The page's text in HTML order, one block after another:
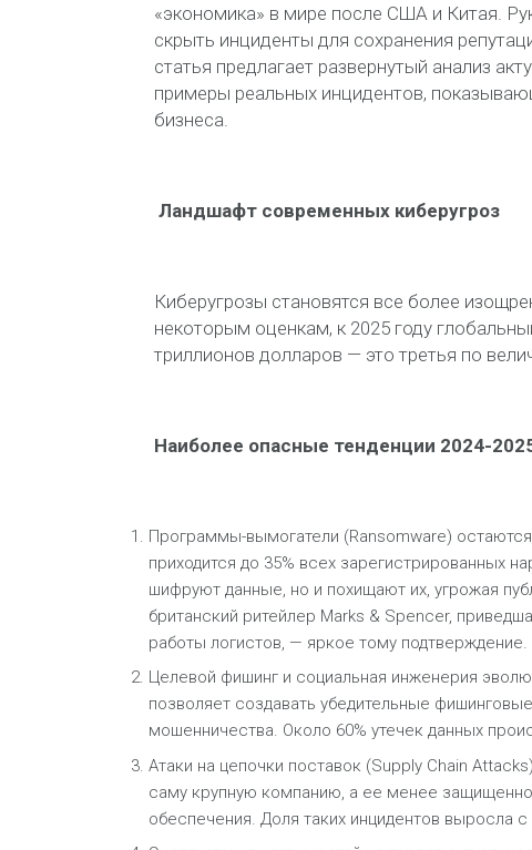
«экономика» в мире после США и Китая.
скрыть инциденты для сохранения
статья предлагает развернутый анализ
примеры реальных инцидентов,
бизнеса.
Ландшафт современных киберугроз
Киберугрозы становятся все более
некоторым оценкам, к 2025 году
триллионов долларов — это третья по
Наиболее опасные тенденции 2024-
Программы-вымогатели (Ransomware)
приходится до 35% всех зарегистрированных
шифруют данные, но и похищают их, угрожая
британский ритейлер Marks & Spencer,
работы логистов, — яркое тому подтверждение.
Целевой фишинг и социальная инженерия
позволяет создавать убедительные
мошенничества. Около 60% утечек данных
Атаки на цепочки поставок (Supply Chain
саму крупную компанию, а ее менее
обеспечения. Доля таких инцидентов выросла с